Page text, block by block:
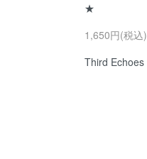
★
1,650円(税込)
Third Echoes